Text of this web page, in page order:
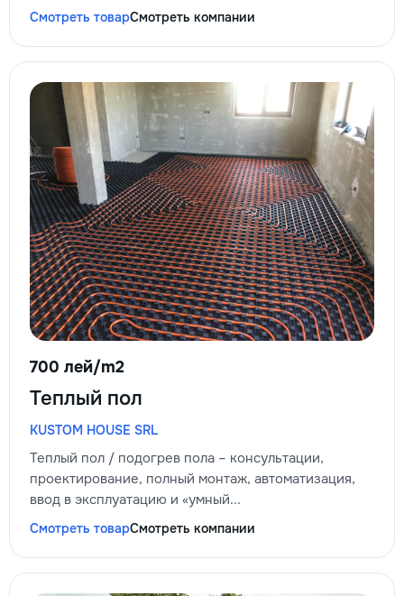
Смотреть товарСмотреть компании
700 лей/m2
Теплый пол
KUSTOM HOUSE SRL
Теплый пол / подогрев пола – консультации,
проектирование, полный монтаж, автоматизация,
ввод в эксплуатацию и «умный...
Смотреть товарСмотреть компании